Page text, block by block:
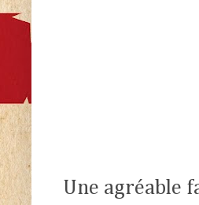
Une agréable